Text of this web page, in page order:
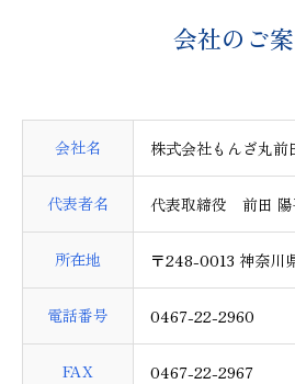
会社のご
会社名 株式会社もんざ丸前
代表者名 代表取締役 前田 陽
所在地 〒248-0013 神奈川
電話番号 0467-22-2960
FAX 0467-22-2967